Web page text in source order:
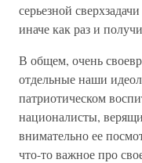
серьезной
иначе как раз и
В общем, очень
отдельные наши
патриотическом
националисты,
внимательно ее
что-то важное про